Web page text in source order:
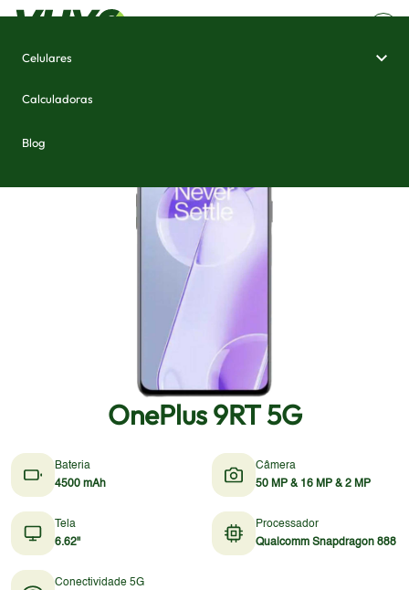
Celulares
Calculadoras
Blog
OnePlus 9RT 5G
Bateria
4500 mAh
Câmera
50 MP & 16 MP & 2 MP
Tela
6.62"
Processador
Qualcomm Snapdragon 888
Conectividade 5G